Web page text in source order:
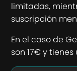
limitadas,
suscripción
En el caso de
son 17€ y